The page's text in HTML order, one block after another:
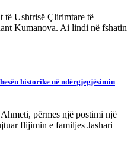
të Ushtrisë Çlirimtare të
Kumanova. Ai lindi në fshatin
historike në ndërgjegjësimin
përmes një postimi një
flijimin e familjes Jashari